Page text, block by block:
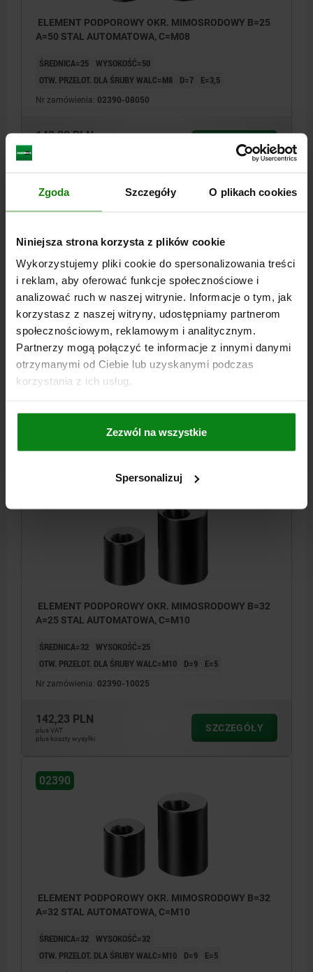
Zgoda Szczegóły O plikach cookies
Niniejsza strona korzysta z plików cookie
Wykorzystujemy pliki cookie do spersonalizowania treści
i reklam, aby oferować funkcje społecznościowe i
analizować ruch w naszej witrynie. Informacje o tym, jak
korzystasz z naszej witryny, udostępniamy partnerom
społecznościowym, reklamowym i analitycznym.
Partnerzy mogą połączyć te informacje z innymi danymi
otrzymanymi od Ciebie lub uzyskanymi podczas
korzystania z ich usług.
Zezwól na wszystkie
Spersonalizuj
ELEMENT PODPOROWY OKR. MIMOSRODOWY B=25
A=50 STAL AUTOMATOWA, C=M08
ŚREDNICA=25 WYSOKOŚĆ=50
OTW. PRZELOT. DLA ŚRUBY WALC=M8
D=7 E=3,5
Nr zamówienia: 02390-08050
142,80 PLN
SZCZEGÓŁY
02390
ELEMENT PODPOROWY OKR. MIMOSRODOWY B=32
A=20 STAL AUTOMATOWA, C=M10
ŚREDNICA=32
WYSOKOŚĆ=20
OTW. PRZELOT. DLA ŚRUBY WALC=M10
D=9 E=5
SZCZEGÓŁY
ELEMENT PODPOROWY OKR. MIMOSRODOWY B=32
A=25 STAL AUTOMATOWA, C=M10
ŚREDNICA=32 WYSOKOŚĆ=25
OTW. PRZELOT. DLA ŚRUBY WALC=M10
D=9 E=5
Nr zamówienia: 02390-10025
142,23 PLN
plus VAT
plus koszty wysyłki
SZCZEGÓŁY
02390
ELEMENT PODPOROWY OKR. MIMOSRODOWY B=32
A=32 STAL AUTOMATOWA, C=M10
ŚREDNICA=32 WYSOKOŚĆ=32
OTW. PRZELOT. DLA ŚRUBY WALC=M10
D=9 E=5